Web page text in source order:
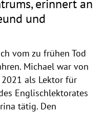
erinnert an
und
vom zu frühen Tod
Michael war von
als Lektor für
Englischlektorates
tätig. Den